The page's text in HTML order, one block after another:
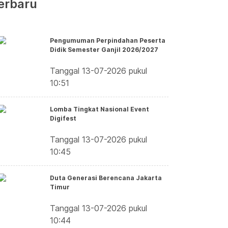
Pengumuman Perpindahan Peserta
Didik Semester Ganjil 2026/2027
Tanggal 13-07-2026 pukul
10:51
Lomba Tingkat Nasional Event
Digifest
Tanggal 13-07-2026 pukul
10:45
Duta Generasi Berencana Jakarta
Timur
Tanggal 13-07-2026 pukul
10:44